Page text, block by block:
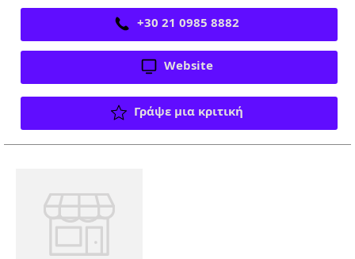
+30 21 0985 8882
Website
Γράψε μια κριτική